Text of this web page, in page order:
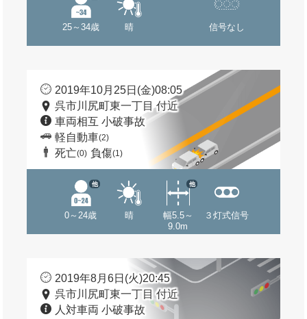
25～34歳 晴 信号なし
2019年10月25日(金)08:05
呉市川尻町東一丁目 付近
車両相互 小破事故
軽自動車(2)
死亡(0) 負傷(1)
0～24歳
他
晴
幅5.5～
9.0m
他
３灯式信号
2019年8月6日(火)20:45
呉市川尻町東一丁目 付近
人対車両 小破事故